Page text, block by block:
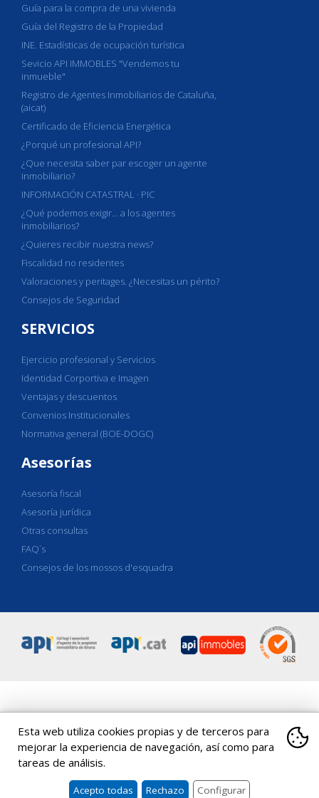
Guía para la compra de una vivienda
Guía del Registro de la Propiedad
INE. Estadísticas de ocupación turística
Sevicio API IMMOBLES "Vendemos tu
inmueble"
Registro de Agentes Inmobiliarios de Cataluña,
(aicat)
Certificado de Eficiencia Energética
¿Porqué un profesional API?
¿Que necesita saber par escoger un agente
inmobiliario?
INFORMACIÓN CATASTRAL · PIC
¿Qué podemos exigir... a los agentes
inmobiliarios?
¿Quieres recibir nuestra news?
Fiscalidad no residentes
Valoraciones y peritages. ¿Necesitas un périto?
Consejos de Seguridad
SERVICIOS
Ejercicio profesional y Servicios
Identidad Corportiva e Imagen
Ventajas y descuentos
Convenios Institucionales
Normativa general (BOE-DOGC)
Asesorías
Asesoría fiscal
Asesoría jurídica
Otras consultas
FAQ´s
Consejos de los mossos d'esquadra
20 36 17 |Tel.+34 972 20 39 78 |coapi@apigirona.com
Copyright 2026 © API Girona |Aviso legal| Canal de denuncias
Política de cookies
Esta web utiliza cookies propias y de terceros para
mejorar la experiencia de navegación, así como para
tareas de análisis.
¿Qué son las cookies?
Acepto todas Rechazo Configurar